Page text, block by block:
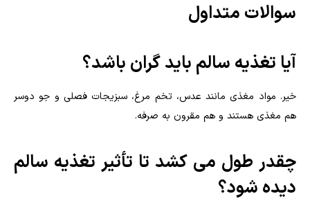
سوالات متداول
آیا تغذیه سالم باید گران باشد؟
خیر. مواد مغذی مانند عدس، تخم مرغ، سبزیجات فصلی و جو دوسر
هم مغذی هستند و هم مقرون به صرفه.
چقدر طول می کشد تا تأثیر تغذیه سالم
دیده شود؟